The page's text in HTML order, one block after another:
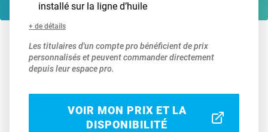
installé sur la ligne d’huile
+ de détails
Les titulaires d'un compte pro bénéficient de prix
personnalisés et peuvent commander directement
depuis leur espace pro.
VOIR MON PRIX ET LA
DISPONIBILITÉ